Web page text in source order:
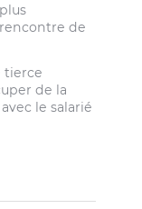
de
tierce
de la
le salarié